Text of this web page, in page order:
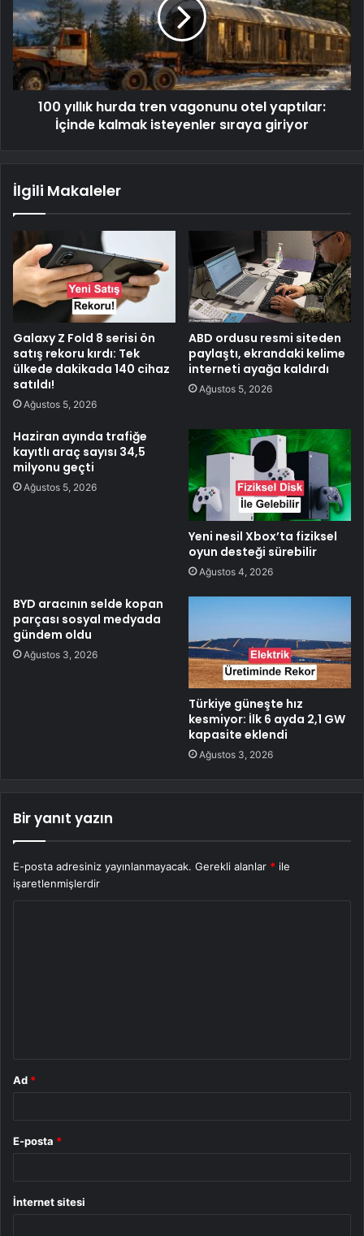
100 yıllık hurda tren vagonunu otel yaptılar:
İçinde kalmak isteyenler sıraya giriyor
İlgili Makaleler
Galaxy Z Fold 8 serisi ön
satış rekoru kırdı: Tek
ülkede dakikada 140 cihaz
satıldı!
Ağustos 5, 2026
ABD ordusu resmi siteden
paylaştı, ekrandaki kelime
interneti ayağa kaldırdı
Ağustos 5, 2026
Haziran ayında trafiğe
kayıtlı araç sayısı 34,5
milyonu geçti
Ağustos 5, 2026
Yeni nesil Xbox’ta fiziksel
oyun desteği sürebilir
Ağustos 4, 2026
BYD aracının selde kopan
parçası sosyal medyada
gündem oldu
Ağustos 3, 2026
Türkiye güneşte hız
kesmiyor: İlk 6 ayda 2,1 GW
kapasite eklendi
Ağustos 3, 2026
Bir yanıt yazın
E-posta adresiniz yayınlanmayacak. Gerekli alanlar * ile
işaretlenmişlerdir
Ad *
E-posta *
İnternet sitesi